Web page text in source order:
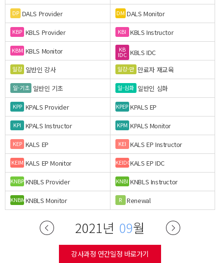
DP DALS Provider DM DALS Monitor
KBP KBLS Provider KBI KBLS Instructor
KBM KBLS Monitor KB
IDC KBLS IDC
일강 일반인 강사 일강-만 만료자 재교육
일-기초 일반인 기초 일-심화 일반인 심화
KPP KPALS Provider KPEP KPALS EP
KPI KPALS Instructor KPM KPALS Monitor
KEP KALS EP KEI KALS EP Instructor
KEIM KALS EP Monitor KEIDCKALS EP IDC
KNBPKNBLS Provider KNBI KNBLS Instructor
KNBMKNBLS Monitor R Renewal
2021년 09월
강사과정 연간일정 바로가기